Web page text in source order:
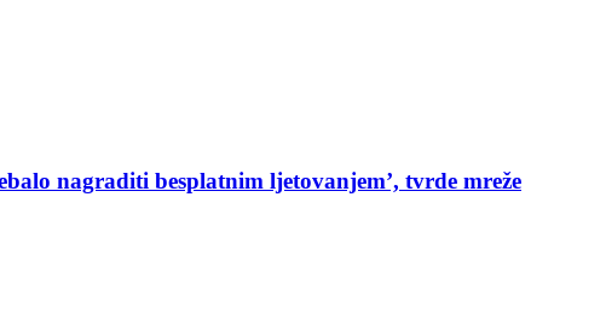
nagraditi besplatnim ljetovanjem’, tvrde mreže